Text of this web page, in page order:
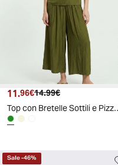
Prezzo attuale
11.96€ Prezzo originale
14.99€
Top con
Sale-46%